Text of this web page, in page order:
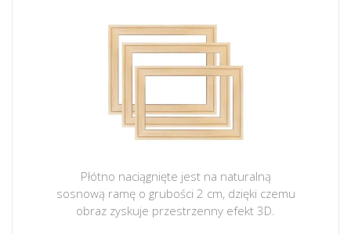
Płótno naciągnięte jest na naturalną
sosnową ramę o grubości 2 cm, dzięki czemu
obraz zyskuje przestrzenny efekt 3D.